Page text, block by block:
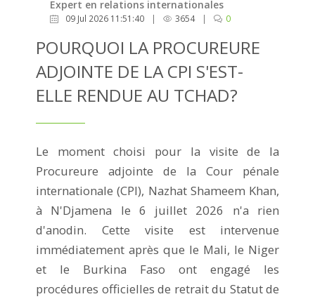
Expert en relations internationales
09 Jul 2026 11:51:40 | 3654 | 0
POURQUOI LA PROCUREURE
ADJOINTE DE LA CPI S'EST-
ELLE RENDUE AU TCHAD?
Le moment choisi pour la visite de la
Procureure adjointe de la Cour pénale
internationale (CPI), Nazhat Shameem Khan,
à N'Djamena le 6 juillet 2026 n'a rien
d'anodin. Cette visite est intervenue
immédiatement après que le Mali, le Niger
et le Burkina Faso ont engagé les
procédures officielles de retrait du Statut de